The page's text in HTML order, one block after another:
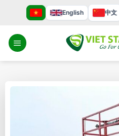
nội
dung
English 中文